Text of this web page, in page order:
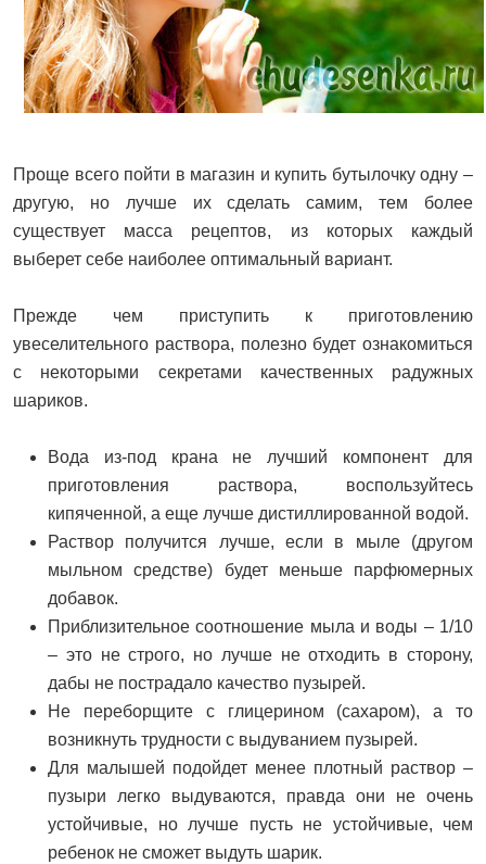
Проще всего пойти в магазин и купить бутылочку одну –
другую, но лучше их сделать самим, тем более
существует масса рецептов, из которых каждый
выберет себе наиболее оптимальный вариант.
Прежде чем приступить к приготовлению
увеселительного раствора, полезно будет ознакомиться
с некоторыми секретами качественных радужных
шариков.
Вода из-под крана не лучший компонент для
приготовления раствора, воспользуйтесь
кипяченной, а еще лучше дистиллированной водой.
Раствор получится лучше, если в мыле (другом
мыльном средстве) будет меньше парфюмерных
добавок.
Приблизительное соотношение мыла и воды – 1/10
– это не строго, но лучше не отходить в сторону,
дабы не пострадало качество пузырей.
Не переборщите с глицерином (сахаром), а то
возникнуть трудности с выдуванием пузырей.
Для малышей подойдет менее плотный раствор –
пузыри легко выдуваются, правда они не очень
устойчивые, но лучше пусть не устойчивые, чем
ребенок не сможет выдуть шарик.